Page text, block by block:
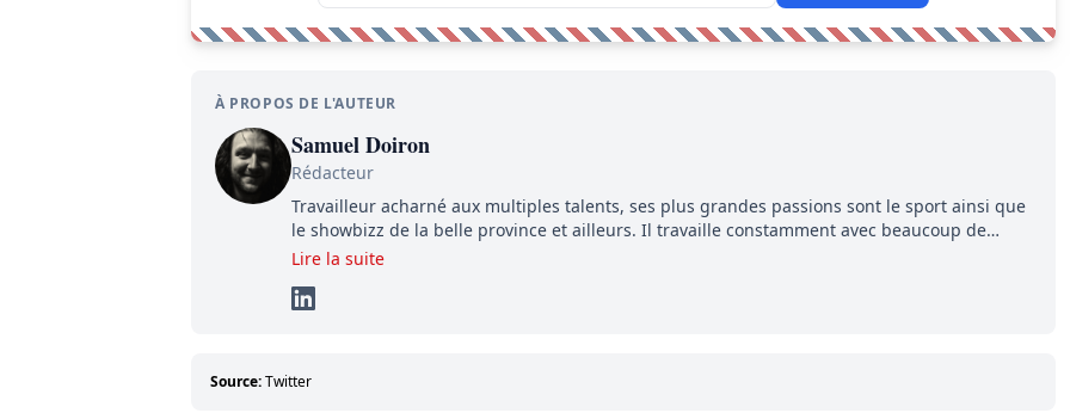
À PROPOS DE L'AUTEUR
Samuel Doiron
Rédacteur
Travailleur acharné aux multiples talents, ses plus grandes passions sont le sport ainsi que
le showbizz de la belle province et ailleurs. Il travaille constamment avec beaucoup de
détermination pour parvenir à se démarquer. Sa volonté et son souci du détail sont des
Lire la suite
Source:Twitter